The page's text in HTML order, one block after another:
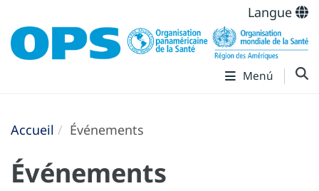
Langue
Menú
Accueil Événements
Événements